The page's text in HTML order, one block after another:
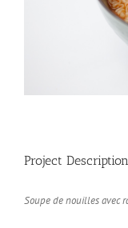
Project Description
Soupe de nouilles avec